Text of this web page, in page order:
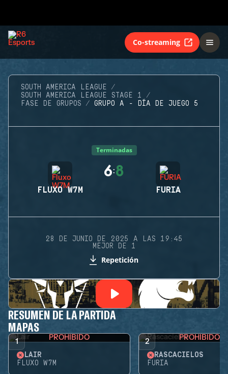
Co-streaming
SOUTH AMERICA LEAGUE
SOUTH AMERICA LEAGUE STAGE 1
FASE DE GRUPOS
GRUPO A - DÍA DE JUEGO 5
Terminadas
FLUXO W7M
6:8
FURIA
28 DE JUNIO DE 2025 A LAS 19:45
MEJOR DE 1
Repetición
RESUMEN DE LA PARTIDA
MAPAS
1 PROHIBIDO
LAIR
FLUXO W7M
2 PROHIBIDO
RASCACIELOS
FURIA